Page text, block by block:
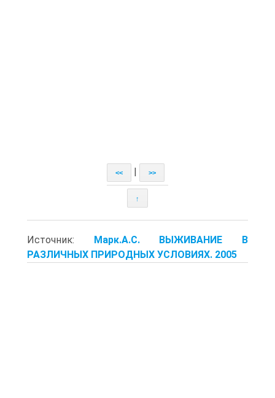
<< >>
↑
Источник: Марк.А.С. ВЫЖИВАНИЕ В
РАЗЛИЧНЫХ ПРИРОДНЫХ УСЛОВИЯХ. 2005